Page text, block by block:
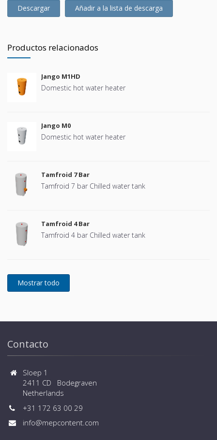
Descargar Añadir a la lista de descarga
Productos relacionados
Jango M1HD
Domestic hot water heater
Jango M0
Domestic hot water heater
Tamfroid 7 Bar
Tamfroid 7 bar Chilled water tank
Tamfroid 4 Bar
Tamfroid 4 bar Chilled water tank
Contacto
Sloep 1
2411 CD Bodegraven
Netherlands
+31 172 63 00 29
info@mepcontent.com